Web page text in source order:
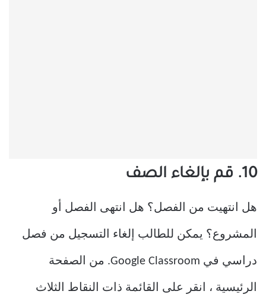
10. قم بإلغاء الصف
هل انتهيت من الفصل؟ هل انتهى الفصل أو
المشروع؟ يمكن للطالب إلغاء التسجيل من فصل
دراسي في Google Classroom. من الصفحة
الرئيسية ، انقر على القائمة ذات النقاط الثلاث